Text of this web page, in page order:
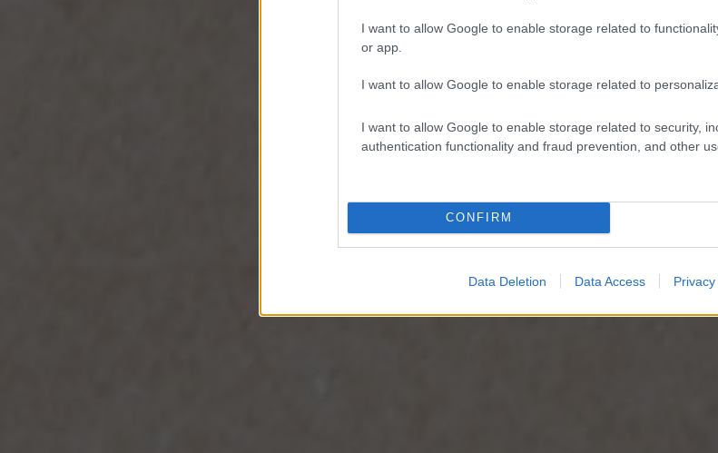
I want to allow Google to enable storage related to
or app.
I want to allow Google to enable storage related to
I want to allow Google to enable storage related to security,
authentication functionality and fraud prevention, and other
CONFIRM
Data Deletion Data Access